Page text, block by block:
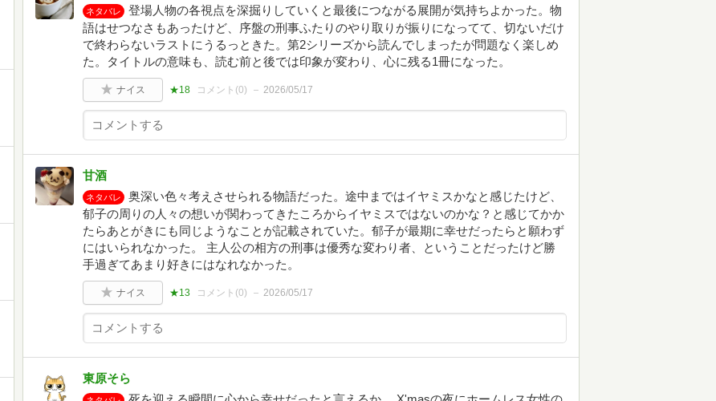
ネタバレ
登場人物の各視点を深掘りしていくと最後につながる展開が気持ちよかった。物
語はせつなさもあったけど、序盤の刑事ふたりのやり取りが振りになってて、切ないだけ
で終わらないラストにうるっときた。第2シリーズから読んでしまったが問題なく楽しめ
た。タイトルの意味も、読む前と後では印象が変わり、心に残る1冊になった。
ナイス ★18 コメント(0) 2026/05/17
甘酒
ネタバレ
奥深い色々考えさせられる物語だった。途中まではイヤミスかなと感じたけど、
郁子の周りの人々の想いが関わってきたころからイヤミスではないのかな？と感じてかか
たらあとがきにも同じようなことが記載されていた。郁子が最期に幸せだったらと願わず
にはいられなかった。 主人公の相方の刑事は優秀な変わり者、ということだったけど勝
手過ぎてあまり好きにはなれなかった。
ナイス ★13 コメント(0) 2026/05/17
東原そら